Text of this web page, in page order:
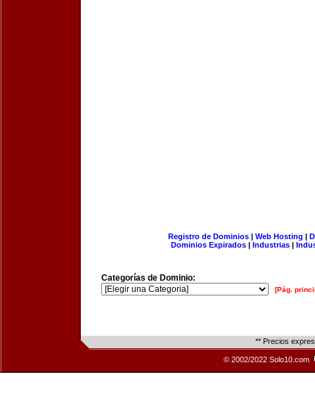
Registro de Dominios| Web Hosting |
Dominios Expirados | Industrias |
Categorías de Dominio:
[Pág.
** Precios
© 2002/2022 Solo10.com